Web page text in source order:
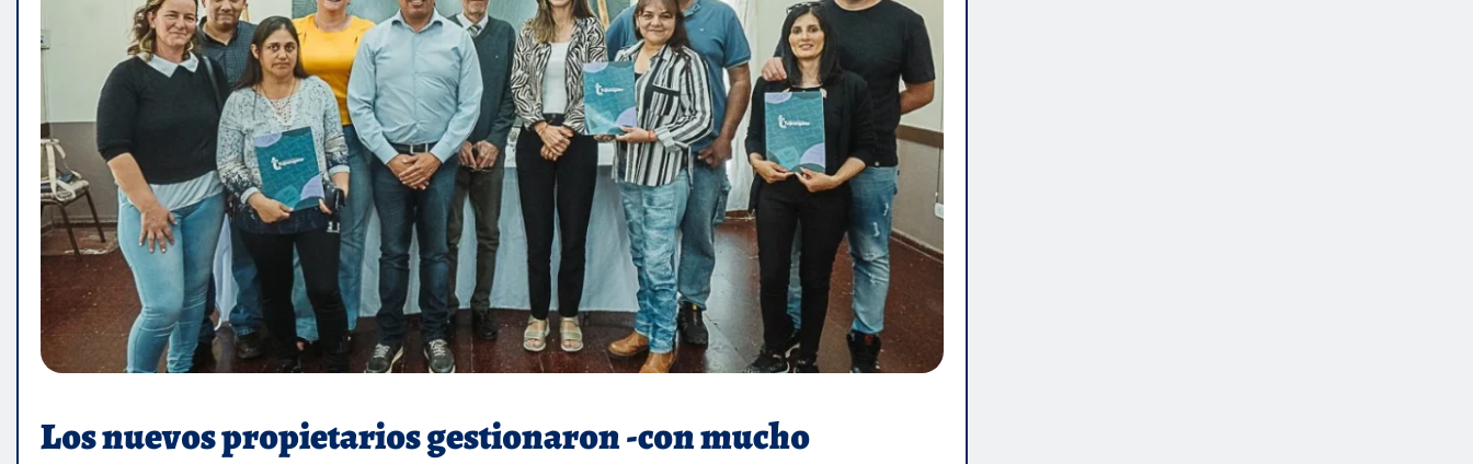
Los nuevos propietarios gestionaron -con mucho